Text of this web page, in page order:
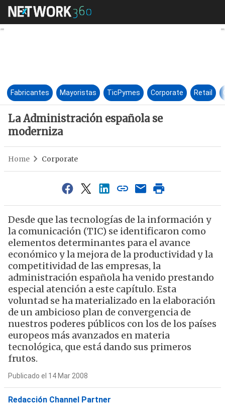
La Administración española
Fabricantes Mayoristas TicPymes Corporate Retail
La Administración española se
moderniza
Home Corporate
Desde que las tecnologías de la información y
la comunicación (TIC) se identificaron como
elementos determinantes para el avance
económico y la mejora de la productividad y la
competitividad de las empresas, la
administración española ha venido prestando
especial atención a este capítulo. Esta
voluntad se ha materializado en la elaboración
de un ambicioso plan de convergencia de
nuestros poderes públicos con los de los países
europeos más avanzados en materia
tecnológica, que está dando sus primeros
frutos.
Publicado el 14 Mar 2008
Redacción Channel Partner